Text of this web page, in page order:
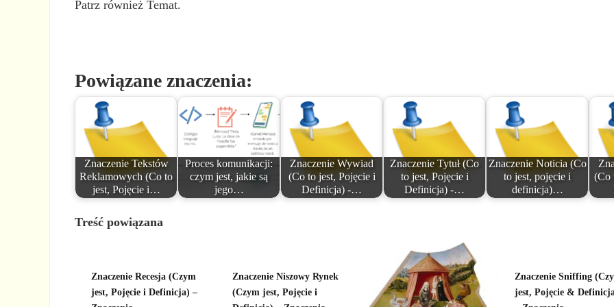
Patrz również Temat.
Powiązane znaczenia:
Znaczenie Tekstów
Reklamowych (Co to
jest, Pojęcie i…
Proces komunikacji:
czym jest, jakie są
jego…
Znaczenie Wywiad
(Co to jest, Pojęcie i
Definicja) -…
Znaczenie Tytuł (Co
to jest, Pojęcie i
Definicja) -…
Znaczenie Noticia (Co
to jest, pojęcie i
definicja)…
(Co
Treść powiązana
Znaczenie Recesja (Czym
jest, Pojęcie i Definicja) –
Znaczenie Niszowy Rynek
(Czym jest, Pojęcie i
Znaczenie Sniffing
jest, Pojęcie &